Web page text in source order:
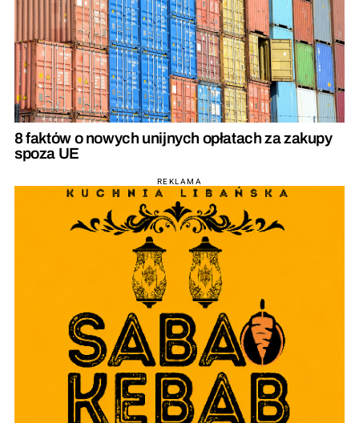
8 faktów o nowych unijnych opłatach za zakupy
spoza UE
REKLAMA